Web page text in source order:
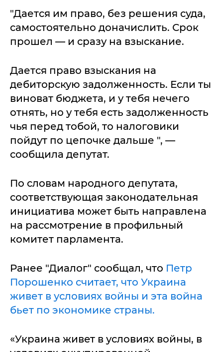
"Дается им право, без решения суда,
самостоятельно доначислить. Срок
прошел — и сразу на взыскание.
Дается право взыскания на
дебиторскую задолженность. Если ты
виноват бюджета, и у тебя нечего
отнять, но у тебя есть задолженность
чья перед тобой, то налоговики
пойдут по цепочке дальше ", —
сообщила депутат.
По словам народного депутата,
соответствующая законодательная
инициатива может быть направлена
на рассмотрение в профильный
комитет парламента.
Ранее "Диалог" сообщал, что Петр
Порошенко считает, что Украина
живет в условиях войны и эта война
бьет по экономике страны.
«Укpaинa живeт в уcлoвиях вoйны, в